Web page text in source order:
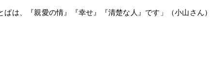
ばは、『親愛の情』『幸せ』『清楚な人』です」（小山さん）